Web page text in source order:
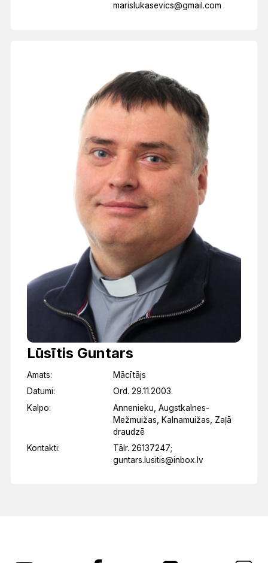
marislukasevics@gmail.com
Lūsītis Guntars
Amats:
Mācītājs
Datumi:
Ord. 29.11.2003.
Kalpo:
Annenieku, Augstkalnes-
Mežmuižas, Kalnamuižas, Zaļā
draudzē
Kontakti:
Tālr. 26137247;
guntars.lusitis@inbox.lv